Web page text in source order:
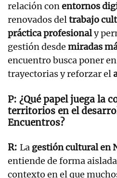
relación conentornos
renovados deltrabajo
práctica profesionaly
gestión desde miradas
encuentro busca poner
trayectorias y reforzar el
¿Qué papel juega la
territorios en el
Encuentros?
La gestión cultural en
entiende de forma
contexto en el que